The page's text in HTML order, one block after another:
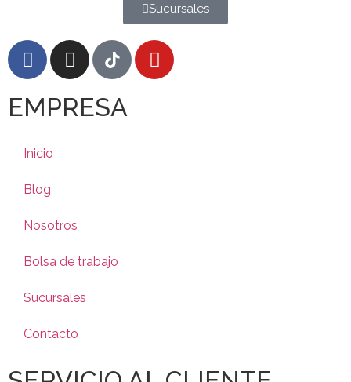
Sucursales
EMPRESA
Inicio
Blog
Nosotros
Bolsa de trabajo
Sucursales
Contacto